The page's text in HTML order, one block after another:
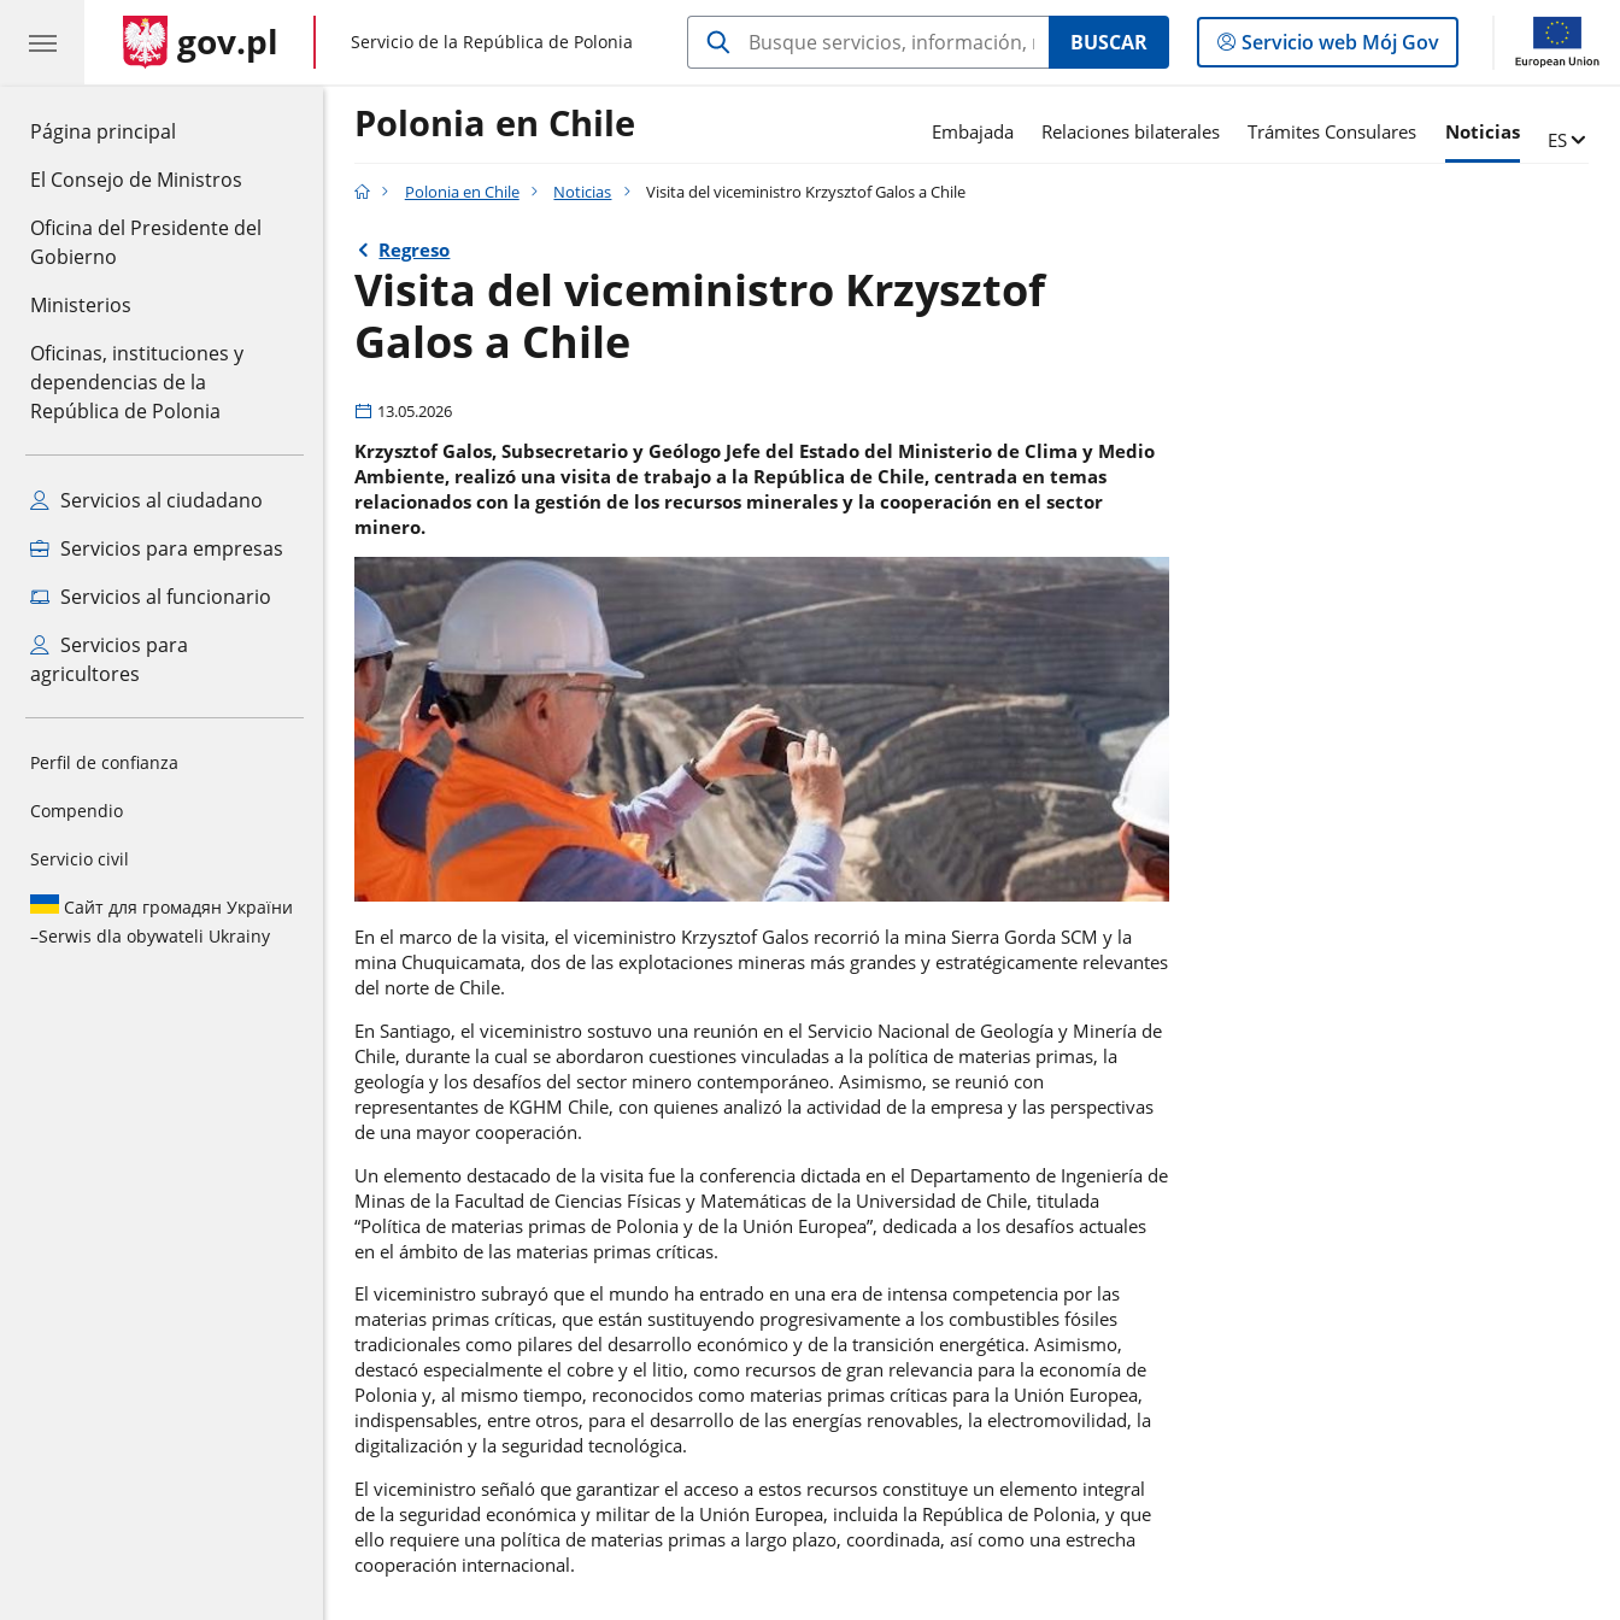
Página principal
El Consejo de Ministros
Oficina del Presidente del
Gobierno
Ministerios
Oficinas, instituciones y
dependencias de la
República de Polonia
Servicios al ciudadano
Servicios para empresas
Servicios al funcionario
Servicios para
agricultores
Perfil de confianza
Compendio
Servicio civil
Сайт для громадян України
–Serwis dla obywateli Ukrainy
gov.pl gov.pl
Servicio de la República de Polonia BUSCAR
Logowanie
do
Servicio web Mój Gov
Polonia en Chile Embajada Relaciones bilaterales Trámites Consulares Noticias Zmień
ES
Polonia en Chile Noticias Visita del viceministro Krzysztof Galos a Chile
Regreso
Visita del viceministro Krzysztof
Galos a Chile
13.05.2026
Krzysztof Galos, Subsecretario y Geólogo Jefe del Estado del Ministerio de Clima y Medio
Ambiente, realizó una visita de trabajo a la República de Chile, centrada en temas
relacionados con la gestión de los recursos minerales y la cooperación en el sector
minero.
En el marco de la visita, el viceministro Krzysztof Galos recorrió la mina Sierra Gorda SCM y la
mina Chuquicamata, dos de las explotaciones mineras más grandes y estratégicamente relevantes
del norte de Chile.
En Santiago, el viceministro sostuvo una reunión en el Servicio Nacional de Geología y Minería de
Chile, durante la cual se abordaron cuestiones vinculadas a la política de materias primas, la
geología y los desafíos del sector minero contemporáneo. Asimismo, se reunió con
representantes de KGHM Chile, con quienes analizó la actividad de la empresa y las perspectivas
de una mayor cooperación.
Un elemento destacado de la visita fue la conferencia dictada en el Departamento de Ingeniería de
Minas de la Facultad de Ciencias Físicas y Matemáticas de la Universidad de Chile, titulada
“Política de materias primas de Polonia y de la Unión Europea”, dedicada a los desafíos actuales
en el ámbito de las materias primas críticas.
El viceministro subrayó que el mundo ha entrado en una era de intensa competencia por las
materias primas críticas, que están sustituyendo progresivamente a los combustibles fósiles
tradicionales como pilares del desarrollo económico y de la transición energética. Asimismo,
destacó especialmente el cobre y el litio, como recursos de gran relevancia para la economía de
Polonia y, al mismo tiempo, reconocidos como materias primas críticas para la Unión Europea,
indispensables, entre otros, para el desarrollo de las energías renovables, la electromovilidad, la
digitalización y la seguridad tecnológica.
El viceministro señaló que garantizar el acceso a estos recursos constituye un elemento integral
de la seguridad económica y militar de la Unión Europea, incluida la República de Polonia, y que
ello requiere una política de materias primas a largo plazo, coordinada, así como una estrecha
cooperación internacional.